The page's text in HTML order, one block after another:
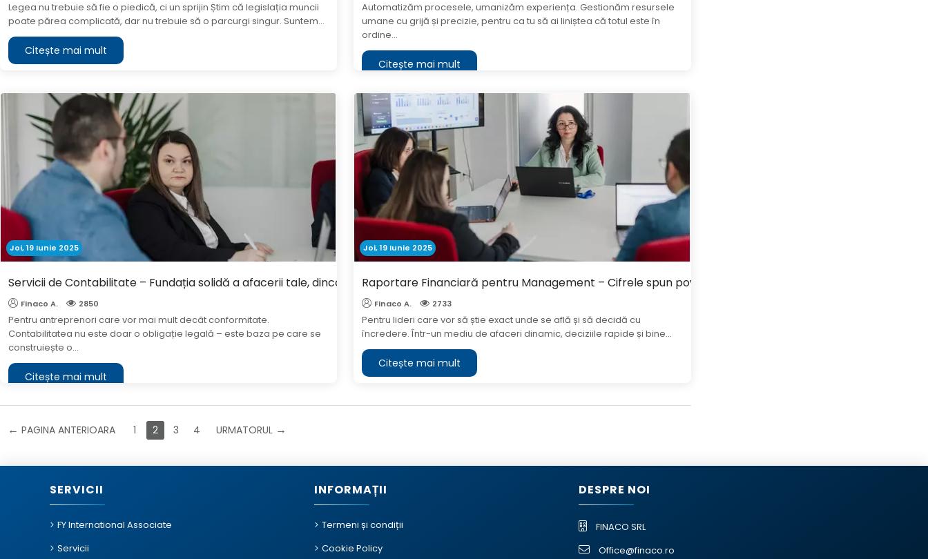
Legea nu trebuie să fie o piedică, ci un sprijin Știm că legislația muncii
poate părea complicată, dar nu trebuie să o parcurgi singur. Suntem...
Citește mai mult
Automatizăm procesele, umanizăm experiența. Gestionăm resursele
umane cu grijă și precizie, pentru ca tu să ai liniștea că totul este în
ordine...
Citește mai mult
Joi, 19 Iunie 2025
Servicii de Contabilitate – Fundația solidă a afacerii tale, dincolo de obligații, spre oportunități
Finaco A. 2850
Pentru antreprenori care vor mai mult decât conformitate.
Contabilitatea nu este doar o obligație legală – este baza pe care se
construiește o...
Citește mai mult
Joi, 19 Iunie 2025
Raportare Financiară pentru Management – Cifrele spun povestea adevărată
Finaco A. 2733
Pentru lideri care vor să știe exact unde se află și să decidă cu
încredere. Într-un mediu de afaceri dinamic, deciziile rapide și bine...
Citește mai mult
PAGINA ANTERIOARA 1 2 3 4 URMATORUL
SERVICII
FY International Associate
Servicii
INFORMAȚII
Termeni și condiții
Cookie Policy
DESPRE NOI
FINACO SRL
Office@finaco.ro